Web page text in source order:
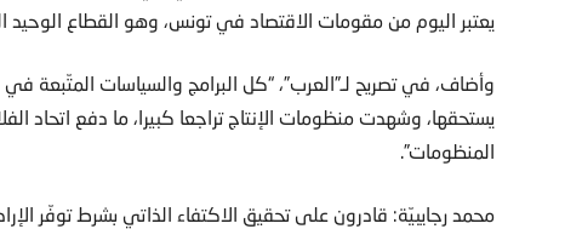
يعتبر اليوم من مقومات الاقتصاد في تونس، وهو القطاع الوحيد
وأضاف، في تصريح لـ”العرب”، “كل البرامج والسياسات المتّبعة في
يستحقها، وشهدت منظومات الإنتاج تراجعا كبيرا، ما دفع اتحاد
المنظومات”.
محمد رجايبيّة: قادرون على تحقيق الاكتفاء الذاتي بشرط توفّر